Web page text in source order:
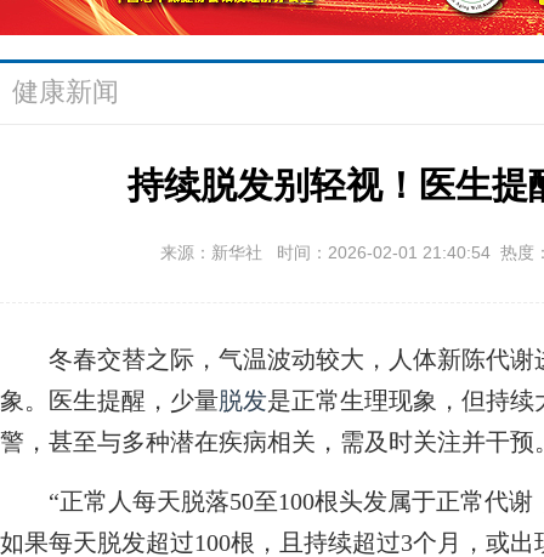
健康新闻
持续脱发别轻视！医生提
来源：新华社 时间：2026-02-01 21:40:54 热度
冬春交替之际，气温波动较大，人体新陈代谢
象。医生提醒，少量脱发是正常生理现象，但持续
警，甚至与多种潜在疾病相关，需及时关注并干预
“正常人每天脱落50至100根头发属于正常代谢
如果每天脱发超过100根，且持续超过3个月，或